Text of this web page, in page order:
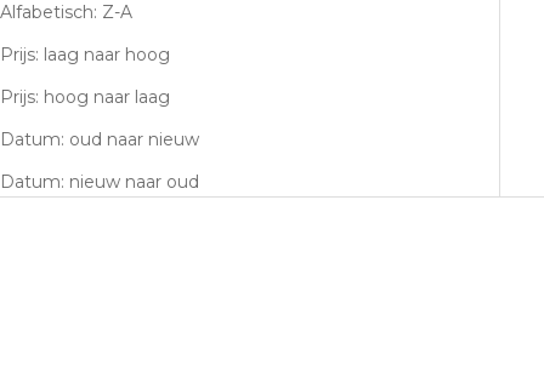
Alfabetisch: Z-A
Prijs: laag naar hoog
Prijs: hoog naar laag
Datum: oud naar nieuw
Datum: nieuw naar oud